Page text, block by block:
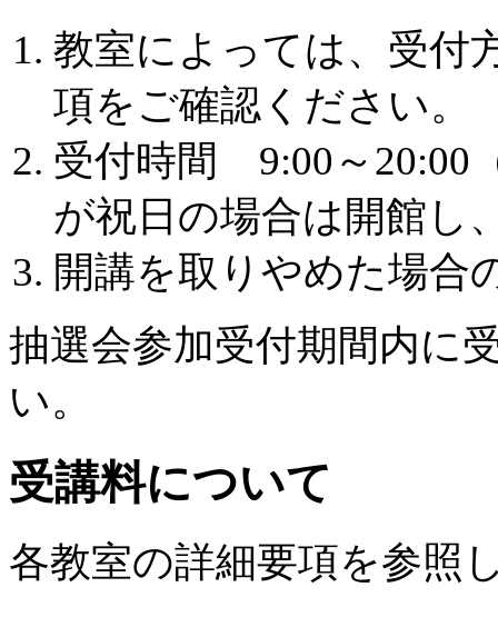
教室によっては、受付
項をご確認ください。
受付時間 9:00～20:00
が祝日の場合は開館し
開講を取りやめた場合
抽選会参加受付期間内に
い。
受講料について
各教室の詳細要項を参照